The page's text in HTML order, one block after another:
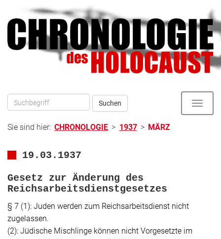
Hauptnavigation
Inhalt
Suchen
Toggle
Sie sind hier: CHRONOLOGIE > 1937 > MÄRZ
19.03.1937
Gesetz zur Änderung des
Reichsarbeitsdienstgesetzes
§ 7 (1): Juden werden zum Reichsarbeitsdienst nicht
zugelassen.
(2): Jüdische Mischlinge können nicht Vorgesetzte im